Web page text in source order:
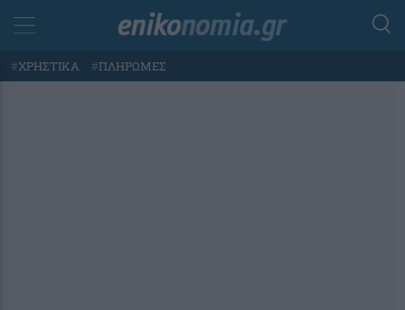
#ΧΡΗΣΤΙΚΑ #ΠΛΗΡΩΜΕΣ